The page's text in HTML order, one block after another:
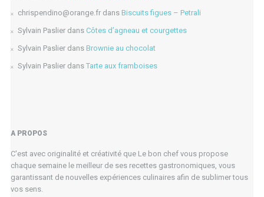
chrispendino@orange.frdans Biscuits figues – Petrali
Sylvain Paslierdans Côtes d’agneau et courgettes
Sylvain Paslierdans Brownie au chocolat
Sylvain Paslierdans Tarte aux framboises
A PROPOS
C'est avec originalité et créativité que Le bon chef vous propose
chaque semaine le meilleur de ses recettes gastronomiques, vous
garantissant de nouvelles expériences culinaires afin de sublimer tous
vos sens.